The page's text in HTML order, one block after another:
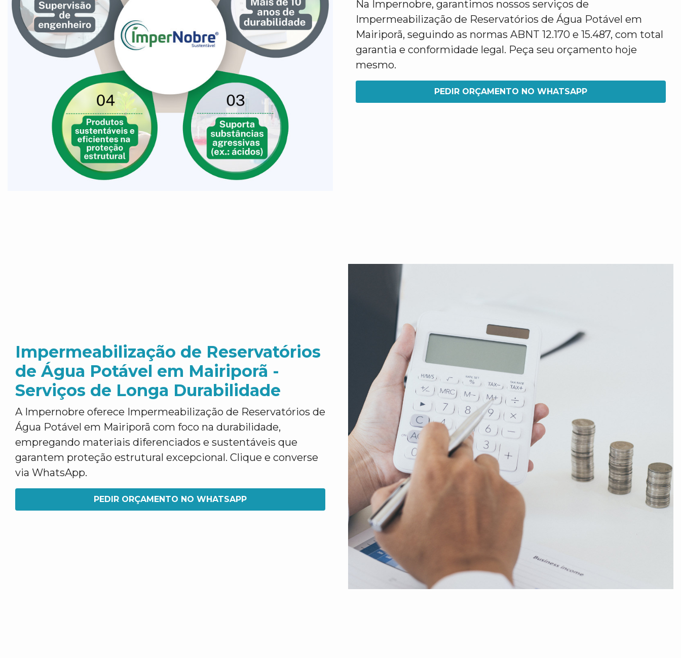
Na Impernobre, garantimos nossos serviços de
Impermeabilização de Reservatórios de Água Potável em
Mairiporã, seguindo as normas ABNT 12.170 e 15.487, com total
garantia e conformidade legal. Peça seu orçamento hoje
mesmo.
PEDIR ORÇAMENTO NO WHATSAPP
Impermeabilização de Reservatórios
de Água Potável em Mairiporã -
Serviços de Longa Durabilidade
A Impernobre oferece Impermeabilização de Reservatórios de
Água Potável em Mairiporã com foco na durabilidade,
empregando materiais diferenciados e sustentáveis que
garantem proteção estrutural excepcional. Clique e converse
via WhatsApp.
PEDIR ORÇAMENTO NO WHATSAPP